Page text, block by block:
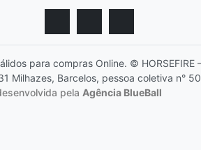
para compras Online. © HORSEFIRE –
Milhazes, Barcelos, pessoa coletiva n°
pela Agência BlueBall